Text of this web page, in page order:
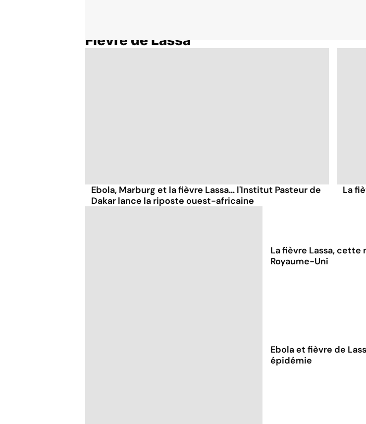
Fièvre de Lassa
Ebola, Marburg et la fièvre Lassa... l'Institut Pasteur de
Dakar lance la riposte ouest-africaine
La
La fièvre Lassa,
Royaume-Uni
Ebola et fièvre de
épidémie